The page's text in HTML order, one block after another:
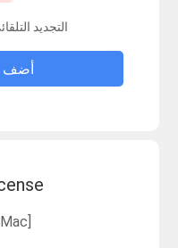
التجديد
أضف